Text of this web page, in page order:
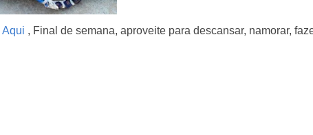
Aqui , Final de semana, aproveite para descansar, namorar,